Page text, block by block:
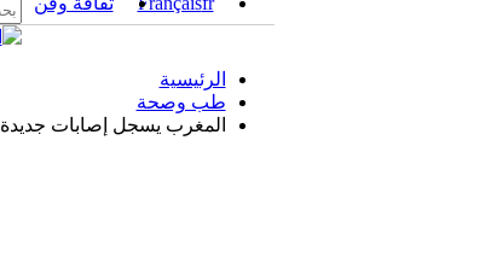
الرئيسية
طب وصحة
المغرب يسجل إصابات جديدة